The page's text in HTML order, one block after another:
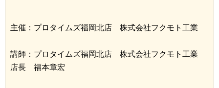
主催：プロタイムズ福岡北店 株式会社フクモト工業
講師：プロタイムズ福岡北店 株式会社フクモト工業
店長 福本章宏